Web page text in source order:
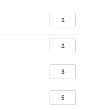
2
2
3
5